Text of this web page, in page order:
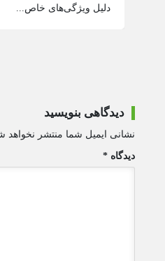
دلیل ویژگی‌های خاص...
دیدگاهی بنویسید
نشانی ایمیل شما منتشر نخواهد
دیدگاه *